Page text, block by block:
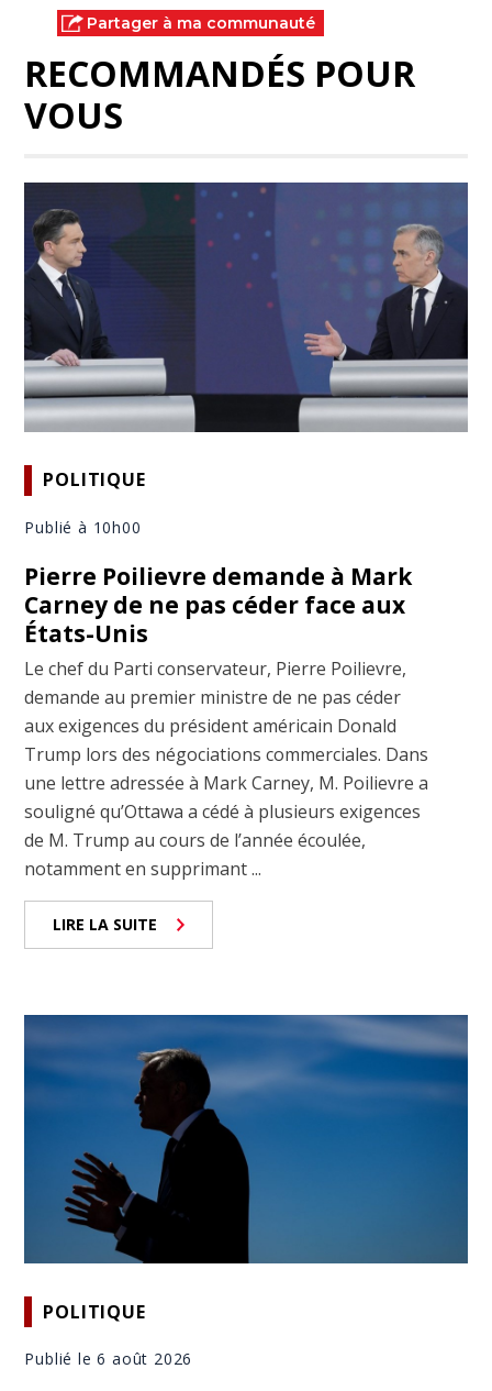
Partager à ma communauté
RECOMMANDÉS POUR
VOUS
POLITIQUE
Publié à 10h00
Pierre Poilievre demande à Mark
Carney de ne pas céder face aux
États-Unis
Le chef du Parti conservateur, Pierre Poilievre,
demande au premier ministre de ne pas céder
aux exigences du président américain Donald
Trump lors des négociations commerciales. Dans
une lettre adressée à Mark Carney, M. Poilievre a
souligné qu’Ottawa a cédé à plusieurs exigences
de M. Trump au cours de l’année écoulée,
notamment en supprimant ...
LIRE LA SUITE
POLITIQUE
Publié le 6 août 2026